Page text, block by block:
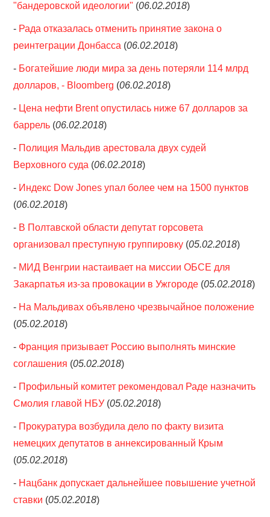
"бандеровской идеологии" (06.02.2018)
- Рада отказалась отменить принятие закона о
реинтеграции Донбасса (06.02.2018)
- Богатейшие люди мира за день потеряли 114 млрд
долларов, - Bloomberg (06.02.2018)
- Цена нефти Brent опустилась ниже 67 долларов за
баррель (06.02.2018)
- Полиция Мальдив арестовала двух судей
Верховного суда (06.02.2018)
- Индекс Dow Jones упал более чем на 1500 пунктов
(06.02.2018)
- В Полтавской области депутат горсовета
организовал преступную группировку (05.02.2018)
- МИД Венгрии настаивает на миссии ОБСЕ для
Закарпатья из-за провокации в Ужгороде (05.02.2018)
- На Мальдивах объявлено чрезвычайное положение
(05.02.2018)
- Франция призывает Россию выполнять минские
соглашения (05.02.2018)
- Профильный комитет рекомендовал Раде назначить
Смолия главой НБУ (05.02.2018)
- Прокуратура возбудила дело по факту визита
немецких депутатов в аннексированный Крым
(05.02.2018)
- Нацбанк допускает дальнейшее повышение учетной
ставки (05.02.2018)